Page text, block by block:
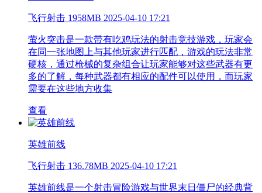
飞行射击 1958MB 2025-04-10 17:21
萤火突击是一款带有吃鸡玩法的射击竞技游戏，玩家会
在同一张地图上与其他玩家进行匹配，游戏的玩法非常
硬核，通过枪械的复杂组合让玩家能够对这些武器有更
多的了解，每种武器都有相应的配件可以使用，而玩家
需要在这些地方收集
查看
英雄前线
飞行射击 136.78MB 2025-04-10 17:21
英雄前线是一个射击冒险游戏与世界末日僵尸的经典背